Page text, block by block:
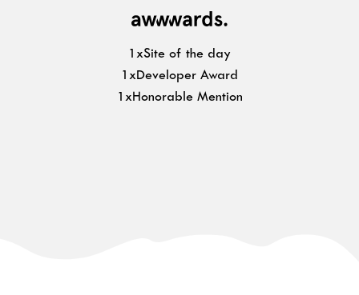
1xSite of the day
1xDeveloper Award
1xHonorable Mention